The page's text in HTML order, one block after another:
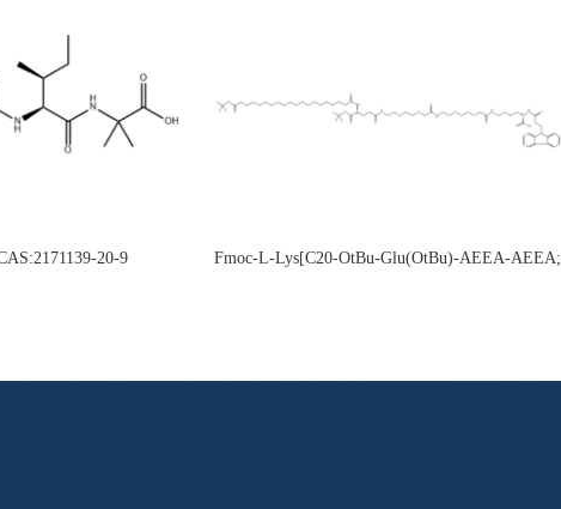
20-9
Fmoc-L-Lys[C20-OtBu-Glu(OtBu)-AEEA-AEEA;